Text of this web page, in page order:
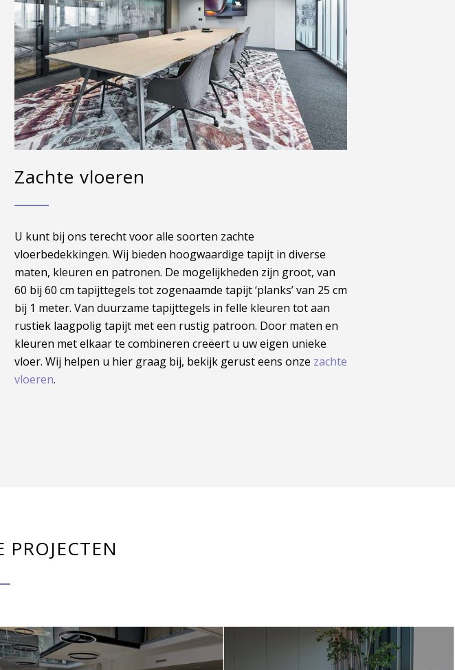
Zachte vloeren
U kunt bij ons terecht voor alle soorten zachte
vloerbedekkingen. Wij bieden hoogwaardige tapijt in diverse
maten, kleuren en patronen. De mogelijkheden zijn groot, van
60 bij 60 cm tapijttegels tot zogenaamde tapijt ‘planks’ van 25 cm
bij 1 meter. Van duurzame tapijttegels in felle kleuren tot aan
rustiek laagpolig tapijt met een rustig patroon. Door maten en
kleuren met elkaar te combineren creëert u uw eigen unieke
vloer. Wij helpen u hier graag bij, bekijk gerust eens onze zachte
vloeren.
PROJECTEN